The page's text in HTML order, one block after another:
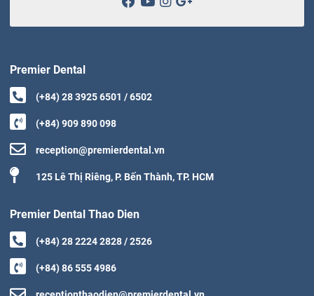
Premier Dental
(+84) 28 3925 6501 / 6502
(+84) 909 890 098
reception@premierdental.vn
125 Lê Thị Riêng, P. Bến Thành, TP. HCM
Premier Dental Thao Dien
(+84) 28 2224 2828 / 2526
(+84) 86 555 4986